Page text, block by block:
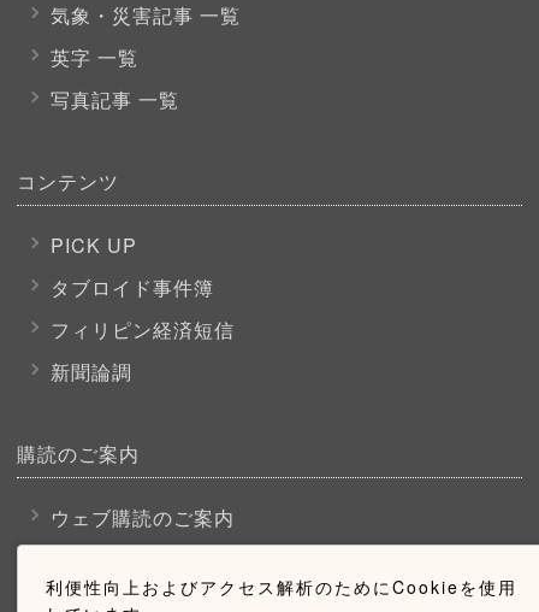
利便性向上およびアクセス解析のためにCookieを使用
気象・災害記事 一覧
英字 一覧
写真記事 一覧
コンテンツ
PICK UP
タブロイド事件簿
フィリピン経済短信
新聞論調
購読のご案内
ウェブ購読のご案内
お問い合わせ